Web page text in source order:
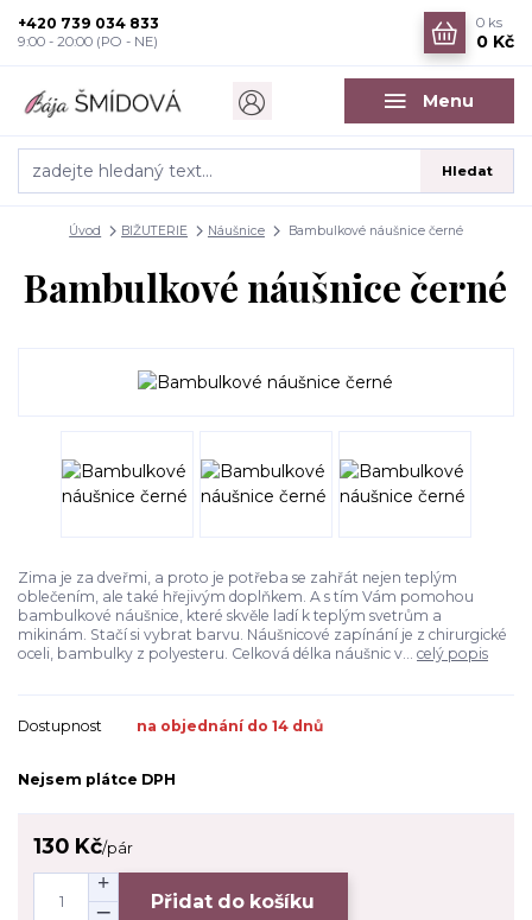
Menu
Hledat
+420 739 034 833
9:00 - 20:00 (PO - NE)
0 ks
0 Kč
Úvod BIŽUTERIE Náušnice Bambulkové náušnice černé
Bambulkové náušnice černé
Zima je za dveřmi, a proto je potřeba se zahřát nejen teplým
oblečením, ale také hřejivým doplňkem. A s tím Vám pomohou
bambulkové náušnice, které skvěle ladí k teplým svetrům a
mikinám. Stačí si vybrat barvu. Náušnicové zapínání je z chirurgické
oceli, bambulky z polyesteru. Celková délka náušnic v... celý popis
Dostupnost na objednání do 14 dnů
Nejsem plátce DPH
130 Kč/pár
Přidat do košíku